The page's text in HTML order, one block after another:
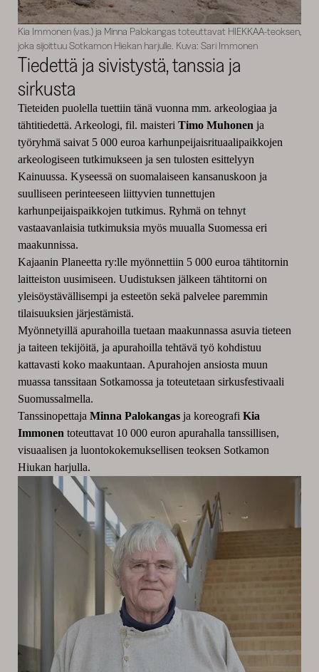
Kia Immonen (vas.) ja Minna Palokangas toteuttavat HIEKKAA-teoksen,
joka sijoittuu Sotkamon Hiekan harjulle. Kuva: Sari Immonen
Tiedettä ja sivistystä, tanssia ja
sirkusta
Tieteiden puolella tuettiin tänä vuonna mm. arkeologiaa ja
tähtitiedettä. Arkeologi, fil. maisteri Timo Muhonen ja
työryhmä saivat 5 000 euroa karhunpeijaisrituaalipaikkojen
arkeologiseen tutkimukseen ja sen tulosten esittelyyn
Kainuussa. Kyseessä on suomalaiseen kansanuskoon ja
suulliseen perinteeseen liittyvien tunnettujen
karhunpeijaispaikkojen tutkimus. Ryhmä on tehnyt
vastaavanlaisia tutkimuksia myös muualla Suomessa eri
maakunnissa.
Kajaanin Planeetta ry:lle myönnettiin 5 000 euroa tähtitornin
laitteiston uusimiseen. Uudistuksen jälkeen tähtitorni on
yleisöystävällisempi ja esteetön sekä palvelee paremmin
tilaisuuksien järjestämistä.
Myönnetyillä apurahoilla tuetaan maakunnassa asuvia tieteen
ja taiteen tekijöitä, ja apurahoilla tehtävä työ kohdistuu
kattavasti koko maakuntaan. Apurahojen ansiosta muun
muassa tanssitaan Sotkamossa ja toteutetaan sirkusfestivaali
Suomussalmella.
Tanssinopettaja Minna Palokangasja koreografi Kia
Immonen toteuttavat 10 000 euron apurahalla tanssillisen,
visuaalisen ja luontokokemuksellisen teoksen Sotkamon
Hiukan harjulla.